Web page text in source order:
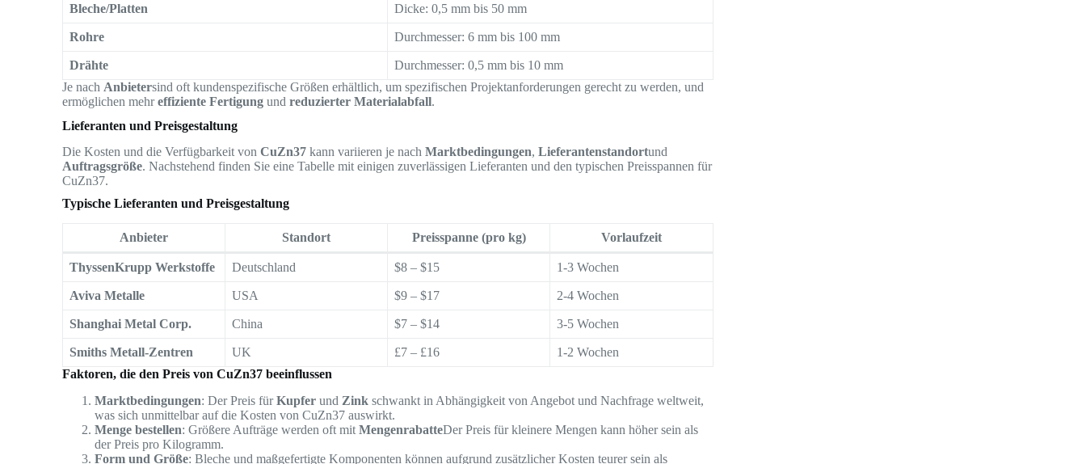
Bleche/Platten Dicke: 0,5 mm bis 50 mm
Rohre Durchmesser: 6 mm bis 100 mm
Drähte
Durchmesser: 0,5 mm bis 10 mm
Je nach Anbietersind oft kundenspezifische Größen erhältlich, um spezifischen Projektanforderungen gerecht zu werden, und
ermöglichen mehreffiziente Fertigung undreduzierter Materialabfall.
Lieferanten und Preisgestaltung
Die Kosten und die Verfügbarkeit vonCuZn37 kann variieren je nachMarktbedingungen,Lieferantenstandortund
Auftragsgröße. Nachstehend finden Sie eine Tabelle mit einigen zuverlässigen Lieferanten und den typischen Preisspannen für
CuZn37.
Typische Lieferanten und Preisgestaltung
Anbieter Standort Preisspanne (pro kg) Vorlaufzeit
ThyssenKrupp Werkstoffe Deutschland $8 – $15 1-3 Wochen
Aviva Metalle USA $9 – $17 2-4 Wochen
Shanghai Metal Corp. China $7 – $14 3-5 Wochen
Smiths Metall-Zentren UK £7 – £16
1-2 Wochen
Faktoren, die den Preis von CuZn37 beeinflussen
Marktbedingungen: Der Preis fürKupfer und Zink schwankt in Abhängigkeit von Angebot und Nachfrage weltweit,
was sich unmittelbar auf die Kosten von CuZn37 auswirkt.
Menge bestellen: Größere Aufträge werden oft mitMengenrabatteDer Preis für kleinere Mengen kann höher sein als
der Preis pro Kilogramm.
Form und Größe: Bleche und maßgefertigte Komponenten können aufgrund zusätzlicher Kosten teurer sein als